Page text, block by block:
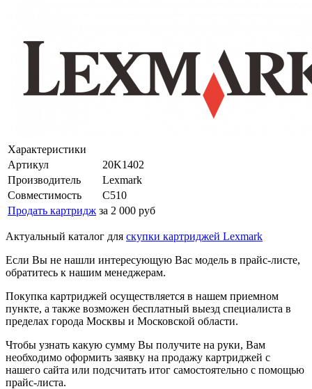
Характеристики
Артикул
20K1402
Производитель
Lexmark
Совместимость
C510
Продать картридж за 2 000 руб
Актуальный каталог для скупки картриджей Lexmark
Если Вы не нашли интересующую Вас модель в прайс-листе,
обратитесь к нашим менеджерам.
Покупка картриджей осуществляется в нашем приемном
пункте, а также возможен бесплатный выезд специалиста в
пределах города Москвы и Московской области.
Чтобы узнать какую сумму Вы получите на руки, Вам
необходимо оформить заявку на продажу картриджей с
нашего сайта или подсчитать итог самостоятельно с помощью
прайс-листа.